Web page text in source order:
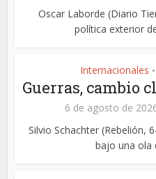
Oscar Laborde (Diario
política exterior
Internacionales •
Guerras, cambio
6 de agosto de
Silvio Schachter (Rebelión,
bajo una ola